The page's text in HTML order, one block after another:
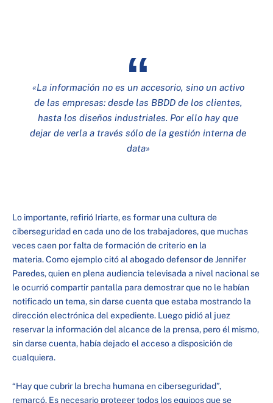
«La información no es un accesorio, sino un activo
de las empresas: desde las BBDD de los clientes,
hasta los diseños industriales. Por ello hay que
dejar de verla a través sólo de la gestión interna de
data»
Lo importante, refirió Iriarte, es formar una cultura de
ciberseguridad en cada uno de los trabajadores, que muchas
veces caen por falta de formación de criterio en la
materia. Como ejemplo citó al abogado defensor de Jennifer
Paredes, quien en plena audiencia televisada a nivel nacional se
le ocurrió compartir pantalla para demostrar que no le habían
notificado un tema, sin darse cuenta que estaba mostrando la
dirección electrónica del expediente. Luego pidió al juez
reservar la información del alcance de la prensa, pero él mismo,
sin darse cuenta, había dejado el acceso a disposición de
cualquiera.
“Hay que cubrir la brecha humana en ciberseguridad”,
remarcó. Es necesario proteger todos los equipos que se